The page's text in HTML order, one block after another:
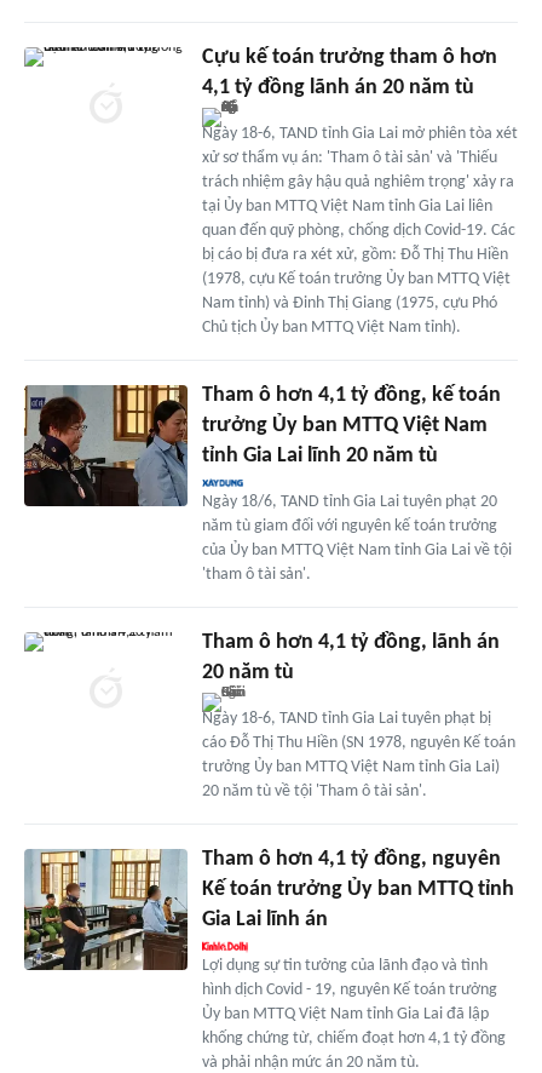
Cựu kế toán trưởng tham ô hơn
4,1 tỷ đồng lãnh án 20 năm tù
Ngày 18-6, TAND tỉnh Gia Lai mở phiên tòa xét
xử sơ thẩm vụ án: 'Tham ô tài sản' và 'Thiếu
trách nhiệm gây hậu quả nghiêm trọng' xảy ra
tại Ủy ban MTTQ Việt Nam tỉnh Gia Lai liên
quan đến quỹ phòng, chống dịch Covid-19. Các
bị cáo bị đưa ra xét xử, gồm: Đỗ Thị Thu Hiền
(1978, cựu Kế toán trưởng Ủy ban MTTQ Việt
Nam tỉnh) và Đinh Thị Giang (1975, cựu Phó
Chủ tịch Ủy ban MTTQ Việt Nam tỉnh).
Tham ô hơn 4,1 tỷ đồng, kế toán
trưởng Ủy ban MTTQ Việt Nam
tỉnh Gia Lai lĩnh 20 năm tù
Ngày 18/6, TAND tỉnh Gia Lai tuyên phạt 20
năm tù giam đối với nguyên kế toán trưởng
của Ủy ban MTTQ Việt Nam tỉnh Gia Lai về tội
'tham ô tài sản'.
Tham ô hơn 4,1 tỷ đồng, lãnh án
20 năm tù
Ngày 18-6, TAND tỉnh Gia Lai tuyên phạt bị
cáo Đỗ Thị Thu Hiền (SN 1978, nguyên Kế toán
trưởng Ủy ban MTTQ Việt Nam tỉnh Gia Lai)
20 năm tù về tội 'Tham ô tài sản'.
Tham ô hơn 4,1 tỷ đồng, nguyên
Kế toán trưởng Ủy ban MTTQ tỉnh
Gia Lai lĩnh án
Lợi dụng sự tin tưởng của lãnh đạo và tình
hình dịch Covid - 19, nguyên Kế toán trưởng
Ủy ban MTTQ Việt Nam tỉnh Gia Lai đã lập
khống chứng từ, chiếm đoạt hơn 4,1 tỷ đồng
và phải nhận mức án 20 năm tù.